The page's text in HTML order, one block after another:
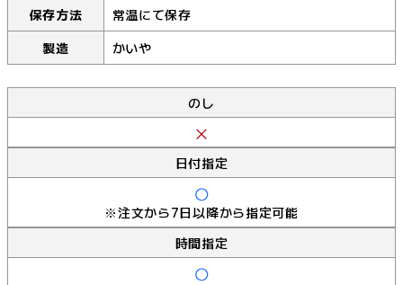
保存方法
常温にて保存
製造
かいや
のし
日付指定
※注文から7日以降から指定可能
時間指定